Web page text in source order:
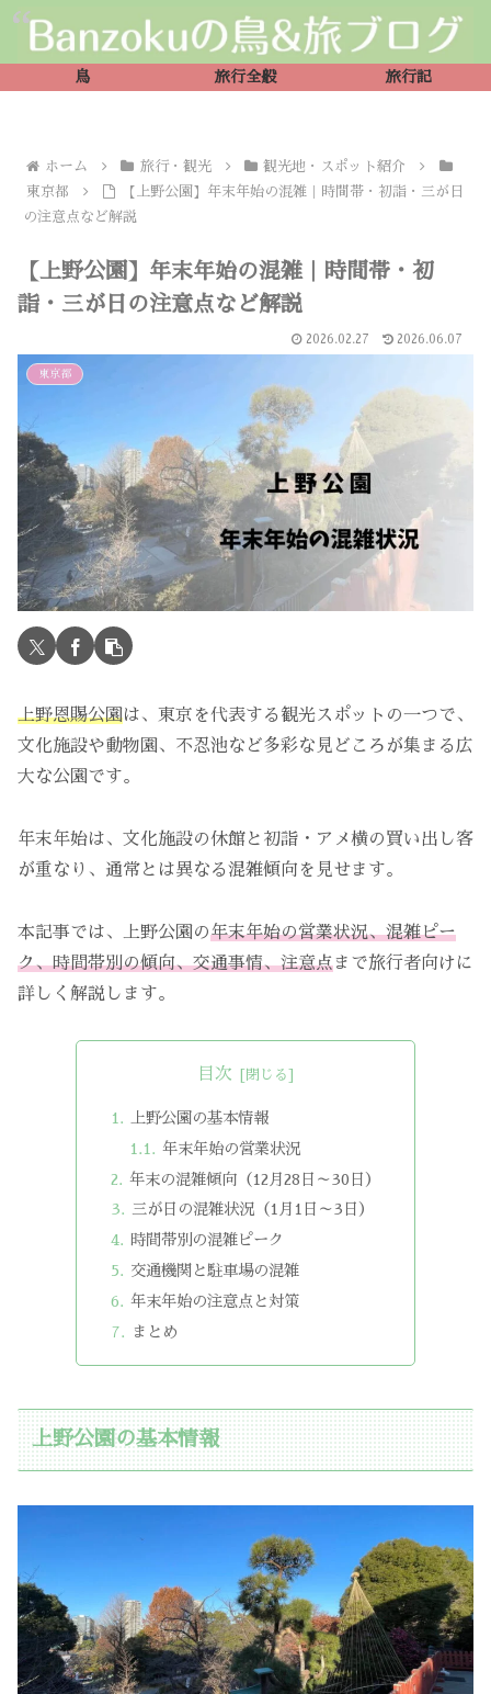
鳥 旅行全般 旅行記
ホーム 旅行・観光
観光地・スポット紹介
東京都
【上野公園】年末年始の混雑｜時間帯・初詣・三が日
の注意点など解説
【上野公園】年末年始の混雑｜時間帯・初
詣・三が日の注意点など解説
2026.02.27 2026.06.07
東京都
上野恩賜公園は、東京を代表する観光スポットの一つで、
文化施設や動物園、不忍池など多彩な見どころが集まる広
大な公園です。
年末年始は、文化施設の休館と初詣・アメ横の買い出し客
が重なり、通常とは異なる混雑傾向を見せます。
本記事では、上野公園の年末年始の営業状況、混雑ピー
ク、時間帯別の傾向、交通事情、注意点まで旅行者向けに
詳しく解説します。
目次
上野公園の基本情報
年末年始の営業状況
年末の混雑傾向（12月28日～30日）
三が日の混雑状況（1月1日～3日）
時間帯別の混雑ピーク
交通機関と駐車場の混雑
年末年始の注意点と対策
まとめ
上野公園の基本情報